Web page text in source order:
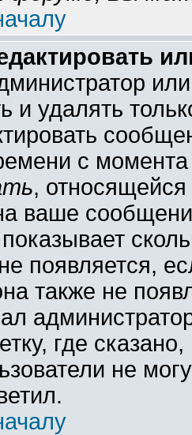
и удалять
с
,
ваше
появляется,
также не
где
не